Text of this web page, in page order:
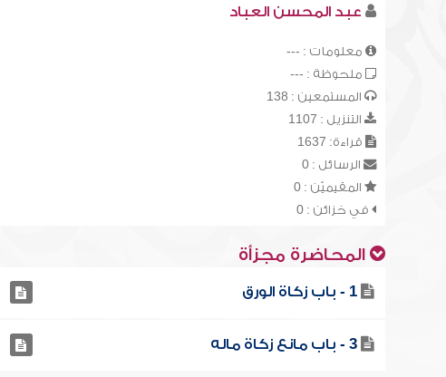
عبد المحسن العباد
معلومات : ---
ملحوظة : ---
المستمعين : 138
التنزيل : 1107
قراءة: 1637
الرسائل : 0
المقيميّن : 0
في خزائن : 0
المحاضرة مجزأة
1 - باب زكاة الورق
3 - باب مانع زكاة ماله